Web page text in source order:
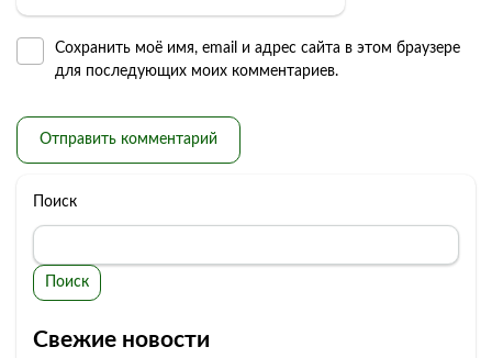
Сохранить моё имя, email и адрес сайта в этом браузере
для последующих моих комментариев.
Поиск
Поиск
Свежие новости